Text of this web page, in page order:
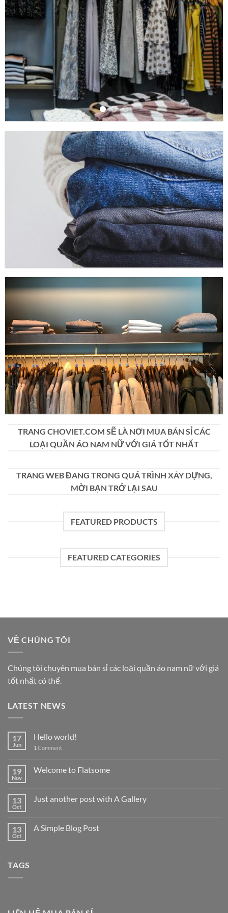
TRANG CHOVIET.COM SẼ LÀ NƠI MUA BÁN SỈ CÁC
LOẠI QUẦN ÁO NAM NỮ VỚI GIÁ TỐT NHẤT
TRANG WEB ĐANG TRONG QUÁ TRÌNH XÂY DỰNG,
MỜI BẠN TRỞ LẠI SAU
FEATURED PRODUCTS
FEATURED CATEGORIES
VỀ CHÚNG TÔI
Chúng tôi chuyên mua bán sỉ các loại quần áo nam nữ với giá
tốt nhất có thể.
LATEST NEWS
17
Jun
Hello world!
1 Comment
19
Nov
Welcome to Flatsome
13
Oct
Just another post with A Gallery
13
Oct
A Simple Blog Post
TAGS